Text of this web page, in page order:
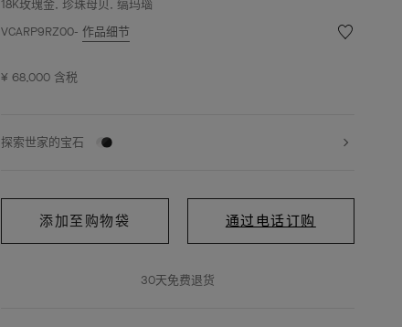
18K玫瑰金, 珍珠母贝, 缟玛瑙
VCARP9RZ00 作品细节
¥ 68,000 含税
愿
Teddy
针
探索世家的宝石
添加至购物袋 通过电话订购
30天免费退货